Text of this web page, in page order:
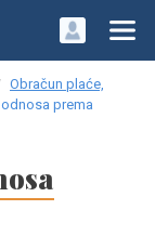
Obračun plaće,
prema